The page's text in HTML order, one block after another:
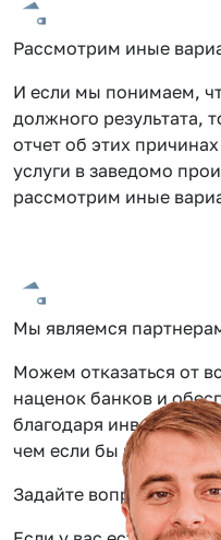
Рассмотрим иные
И если мы понимаем,
должного результата,
отчет об этих
услуги в заведомо
рассмотрим иные
Мы являемся
Можем отказаться от
наценок банков и
благодаря инвестиции
чем если бы вы
Задайте вопрос